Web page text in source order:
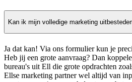
Kan ik mijn volledige marketing
Ja dat kan! Via ons formulier kun je
Heb jij een grote aanvraag? Dan
bureau's uit Ell die grote opdrachten
Ellse marketing partner wel altijd van